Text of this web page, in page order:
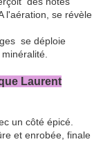
l'aération, se révèle
se déploie
Laurent
un côté épicé.
et enrobée, finale